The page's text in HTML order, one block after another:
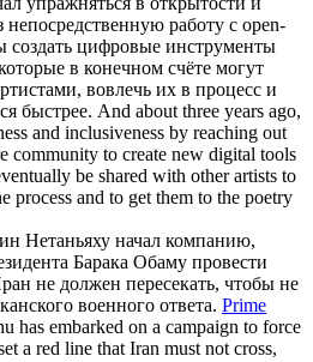
непосредственную работу с open-
создать цифровые инструменты
в конечном счёте могут
вовлечь их в процесс и
быстрее. And about three years ago,
and inclusiveness by reaching out
community to create new digital tools
be shared with other artists to
process and to get them to the poetry
Нетаньяху начал компанию,
Барака Обаму провести
не должен пересекать, чтобы не
военного ответа. Prime
has embarked on a campaign to force
a red line that Iran must not cross,